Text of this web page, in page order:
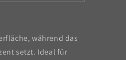
während das
setzt. Ideal für